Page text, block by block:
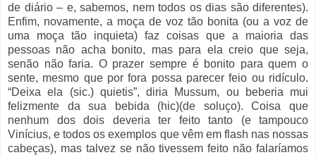
de diário – e, sabemos, nem todos os dias são diferentes).
Enfim, novamente, a moça de voz tão bonita (ou a voz de
uma moça tão inquieta) faz coisas que a maioria das
pessoas não acha bonito, mas para ela creio que seja,
senão não faria. O prazer sempre é bonito para quem o
sente, mesmo que por fora possa parecer feio ou ridículo.
“Deixa ela (sic.) quietis”, diria Mussum, ou beberia mui
felizmente da sua bebida (hic)(de soluço). Coisa que
nenhum dos dois deveria ter feito tanto (e tampouco
Vinícius, e todos os exemplos que vêm em flash nas nossas
cabeças), mas talvez se não tivessem feito não falaríamos